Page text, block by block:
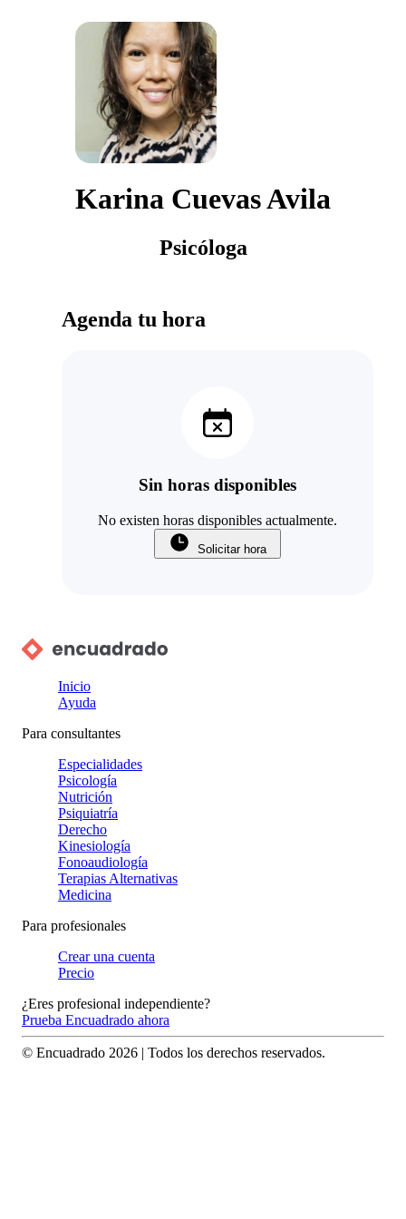
Karina Cuevas Avila
Psicóloga
Agenda tu hora
Sin horas disponibles
No existen horas disponibles actualmente.
Solicitar hora
Inicio
Ayuda
Para consultantes
Especialidades
Psicología
Nutrición
Psiquiatría
Derecho
Kinesiología
Fonoaudiología
Terapias Alternativas
Medicina
Para profesionales
Crear una cuenta
Precio
¿Eres profesional independiente?
Prueba Encuadrado ahora
© Encuadrado 2026 | Todos los derechos reservados.